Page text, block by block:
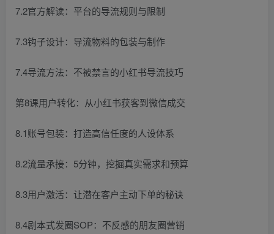
7.2官方解读：平台的导流规则与限制
7.3钩子设计：导流物料的包装与制作
7.4导流方法：不被禁言的小红书导流技巧
第8课用户转化：从小红书获客到微信成交
8.1账号包装：打造高信任度的人设体系
8.2流量承接：5分钟，挖掘真实需求和预算
8.3用户激活：让潜在客户主动下单的秘诀
8.4剧本式发圈SOP：不反感的朋友圈营销